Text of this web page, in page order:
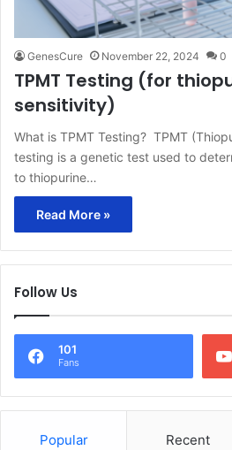
GenesCure November 22, 2024 0
TPMT Testing (for
sensitivity)
What is TPMT Testing? TPMT
testing is a genetic test used to
to thiopurine…
Read More »
Follow Us
101
Fans
Popular Recent